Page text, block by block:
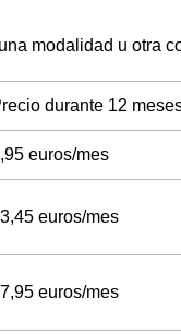
modalidad u otra
durante 12
euros/mes
euros/mes
euros/mes